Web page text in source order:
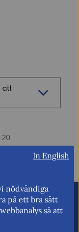
att
ange
oss!)
20
In English
nödvändiga
på ett bra sätt
så att